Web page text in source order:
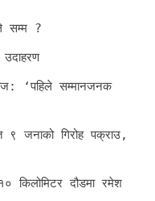
सम्म ?
उदाहरण
‘पहिले सम्मानजनक
९ जनाको गिरोह पक्राउ,
किलोमिटर दौडमा रमेश